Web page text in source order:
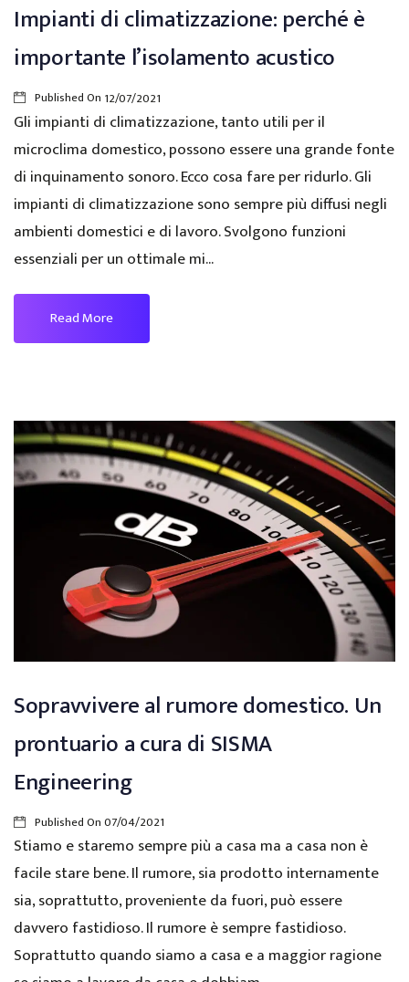
Impianti di climatizzazione: perché è
importante l’isolamento acustico
Published On 12/07/2021
Gli impianti di climatizzazione, tanto utili per il
microclima domestico, possono essere una grande fonte
di inquinamento sonoro. Ecco cosa fare per ridurlo. Gli
impianti di climatizzazione sono sempre più diffusi negli
ambienti domestici e di lavoro. Svolgono funzioni
essenziali per un ottimale mi...
Read More
Sopravvivere al rumore domestico. Un
prontuario a cura di SISMA
Engineering
Published On07/04/2021
Stiamo e staremo sempre più a casa ma a casa non è
facile stare bene. Il rumore, sia prodotto internamente
sia, soprattutto, proveniente da fuori, può essere
davvero fastidioso. Il rumore è sempre fastidioso.
Soprattutto quando siamo a casa e a maggior ragione